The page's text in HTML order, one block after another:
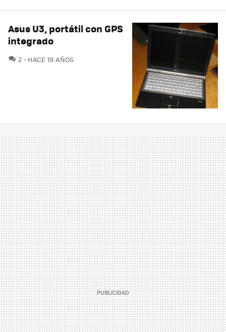
Asus U3, portátil con GPS
integrado
2 COMENTARIOS
HACE 19 AÑOS